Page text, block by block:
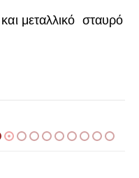
μεταλλικό σταυρό